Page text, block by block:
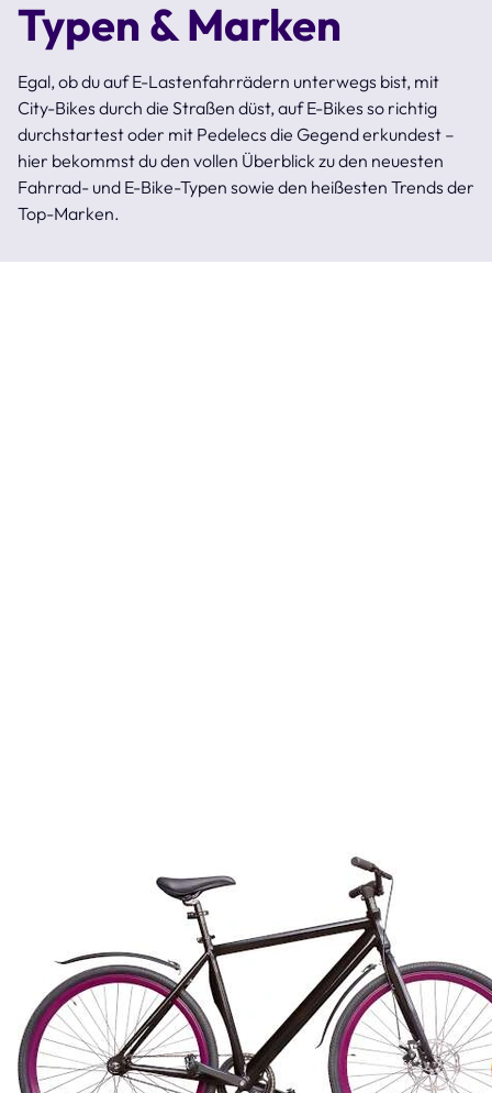
Typen & Marken
Egal, ob du auf E-Lastenfahrrädern unterwegs bist, mit
City-Bikes durch die Straßen düst, auf E-Bikes so richtig
durchstartest oder mit Pedelecs die Gegend erkundest –
hier bekommst du den vollen Überblick zu den neuesten
Fahrrad- und E-Bike-Typen sowie den heißesten Trends der
Top-Marken.